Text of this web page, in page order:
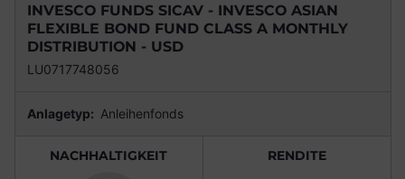
INVESCO FUNDS SICAV - INVESCO ASIAN
FLEXIBLE BOND FUND CLASS A MONTHLY
DISTRIBUTION - USD
LU0717748056
Anlagetyp: Anleihenfonds
NACHHALTIGKEIT RENDITE